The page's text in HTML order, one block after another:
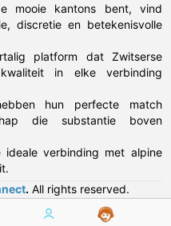
mooie kantons bent, vind
discretie en betekenisvolle
platform dat Zwitserse
in elke verbinding
hun perfecte match
die substantie boven
verbinding met alpine
. All rights reserved.